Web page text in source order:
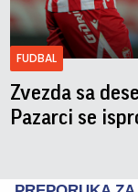
FUDBAL
Zvezda sa
Pazarci se